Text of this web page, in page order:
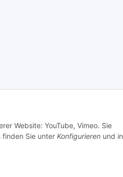
Website: YouTube, Vimeo. Sie
finden Sie unter Konfigurieren und in